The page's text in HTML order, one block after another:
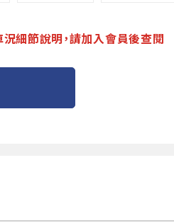
細節說明，請加入會員後查閱